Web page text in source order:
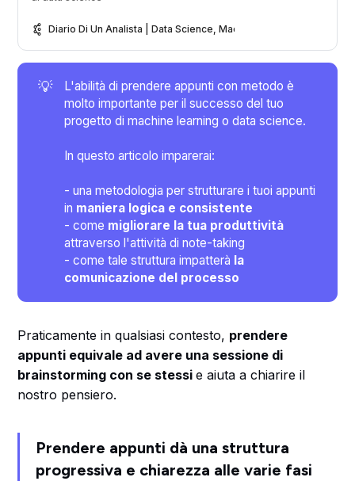
Diario Di Un Analista | Data Science, Machine Learning &
💡
L'abilità di prendere appunti con metodo è
molto importante per il successo del tuo
progetto di machine learning o data science.
In questo articolo imparerai:
- una metodologia per strutturare i tuoi appunti
in maniera logica e consistente
- come migliorare la tua produttività
attraverso l'attività di note-taking
- come tale struttura impatterà la
comunicazione del processo
Praticamente in qualsiasi contesto, prendere
appunti equivale ad avere una sessione di
brainstorming con se stessie aiuta a chiarire il
nostro pensiero.
Prendere appunti dà una struttura
progressiva e chiarezza alle varie fasi